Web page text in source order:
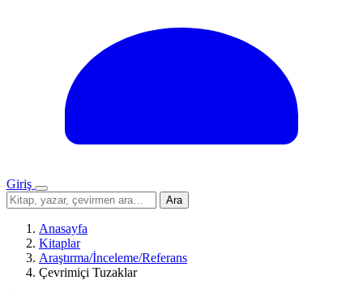
Giriş
Menü
Sitede
ara
Ara
Anasayfa
Kitaplar
Araştırma/İnceleme/Referans
Çevrimiçi Tuzaklar